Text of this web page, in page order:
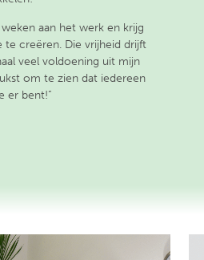
aan het werk en krijg
creëren. Die vrijheid drijft
veel voldoening uit mijn
om te zien dat iedereen
er bent!”